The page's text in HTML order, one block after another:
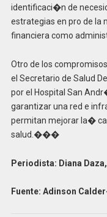
identificaci�n de
estrategias en pro de
financiera como
Otro de los
el Secretario de Salud
por el Hospital San
garantizar una red e
permitan mejorar la�
salud.���
Periodista: Diana
Fuente: Adinson